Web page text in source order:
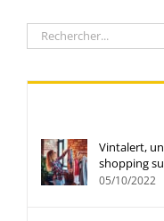
Rechercher:
Vintalert,
shopping
05/10/2022